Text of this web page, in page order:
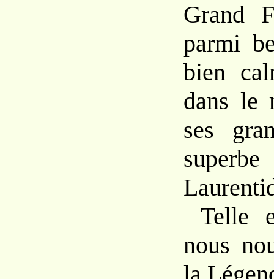
Grand
parmi
bien
dans le
ses
Telle
nous